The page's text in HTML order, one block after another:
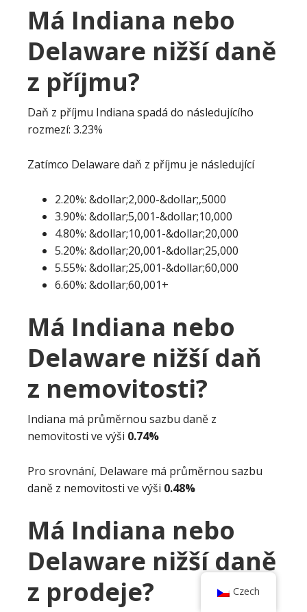
Má Indiana nebo
Delaware nižší daně
z příjmu?
Daň z příjmu Indiana spadá do následujícího
rozmezí: 3.23%
Zatímco Delaware daň z příjmu je následující
2.20%: &dollar;2,000-&dollar;,5000
3.90%: &dollar;5,001-&dollar;10,000
4.80%: &dollar;10,001-&dollar;20,000
5.20%: &dollar;20,001-&dollar;25,000
5.55%: &dollar;25,001-&dollar;60,000
6.60%: &dollar;60,001+
Má Indiana nebo
Delaware nižší daň
z nemovitosti?
Indiana má průměrnou sazbu daně z
nemovitosti ve výši 0.74%
Pro srovnání, Delaware má průměrnou sazbu
daně z nemovitosti ve výši 0.48%
Má Indiana nebo
Delaware nižší daně
z prodeje?
Czech